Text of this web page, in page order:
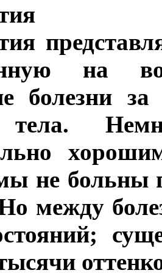
на
болезни
тела.
не больны
между